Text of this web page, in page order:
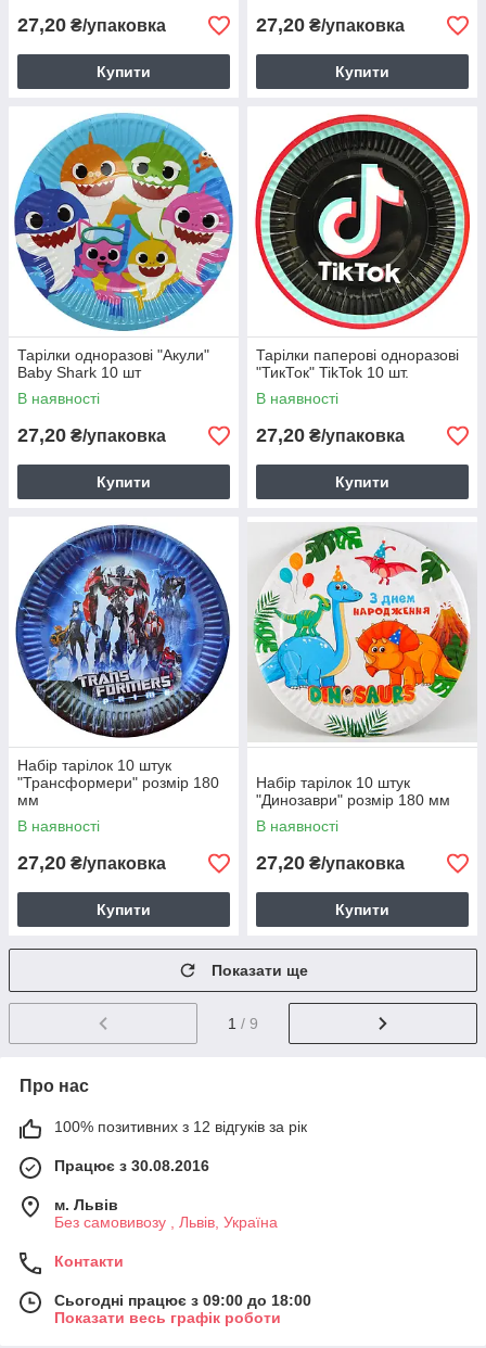
27,20 ₴/упаковка
Купити
27,20 ₴/упаковка
Купити
Тарілки одноразові "Акули"
Baby Shark 10 шт
В наявності
27,20 ₴/упаковка
Купити
Тарілки паперові одноразові
"ТикТок" TikTok 10 шт.
В наявності
27,20 ₴/упаковка
Купити
Набір тарілок 10 штук
"Трансформери" розмір 180
мм
В наявності
27,20 ₴/упаковка
Купити
Набір тарілок 10 штук
"Динозаври" розмір 180 мм
В наявності
27,20 ₴/упаковка
Купити
Показати ще
1 / 9
Про нас
100% позитивних з 12 відгуків за рік
Працює з 30.08.2016
м. Львів
Без самовивозу , Львів, Україна
Контакти
Сьогодні працює з 09:00 до 18:00
Показати весь графік роботи